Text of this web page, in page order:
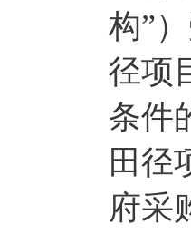
构”
径项
条件
田径
府采